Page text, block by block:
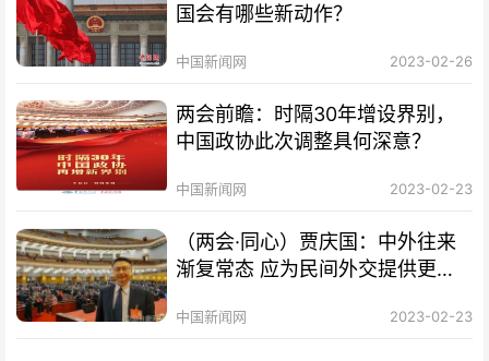
国会有哪些新动作？
中国新闻网 2023-02-26
两会前瞻：时隔30年增设界别，
中国政协此次调整具何深意？
中国新闻网 2023-02-23
（两会·同心）贾庆国：中外往来
渐复常态 应为民间外交提供更多
中国新闻网 2023-02-23